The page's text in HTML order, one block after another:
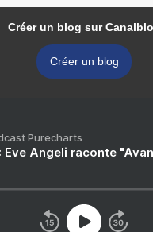
Créer un blog sur
Créer un blog
Purecharts
Eve Angeli raconte